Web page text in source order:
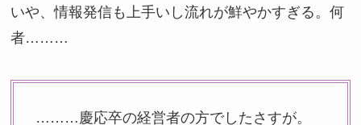
いや、情報発信も上手いし流れが鮮やかすぎる。何
者………
………慶応卒の経営者の方でしたさすが。